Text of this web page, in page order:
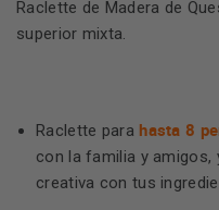
Raclette de Madera de
superior mixta.
Raclette para hasta 8
con la familia y amigos,
creativa con tus